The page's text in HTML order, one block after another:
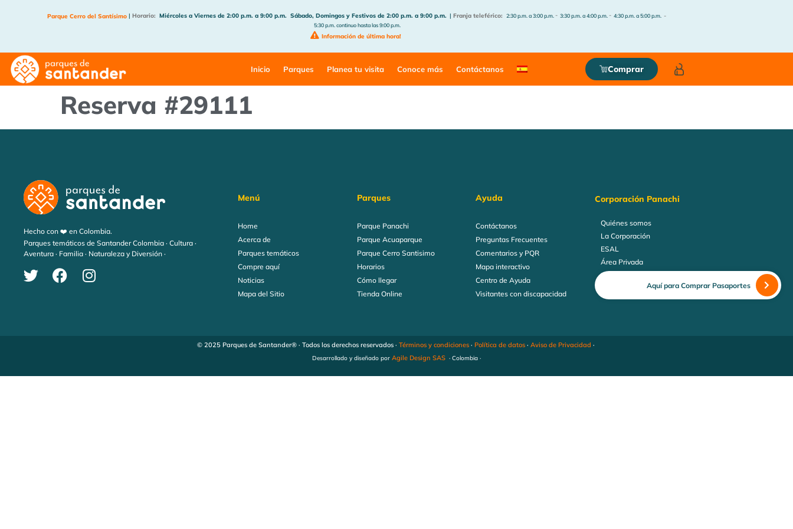
Parque Cerro del Santísimo | Horario: Miércoles a Viernes de 2:00 p.m. a 9:00 p.m. Sábado, Domingos y Festivos de 2:00 p.m. a 9:00 p.m. | Franja teleférico: 2:30 p.m. a 3:00 p.m. - 3:30 p.m. a 4:00 p.m. - 4:30 p.m. a 5:00 p.m. -
5:30 p.m. continuo hasta las 9:00 p.m.
Información de última hora!
Inicio Parques Planea tu visita Conoce más Contáctanos Comprar
Reserva #29111
Hecho con ❤️ en Colombia.
Parques temáticos de Santander Colombia · Cultura ·
Aventura · Familia · Naturaleza y Diversión ·
Menú
Home
Acerca de
Parques temáticos
Compre aquí
Noticias
Mapa del Sitio
Parques
Parque Panachi
Parque Acuaparque
Parque Cerro Santisimo
Horarios
Cómo llegar
Tienda Online
Ayuda
Contáctanos
Preguntas Frecuentes
Comentarios y PQR
Mapa interactivo
Centro de Ayuda
Visitantes con discapacidad
Corporación Panachi
Quiénes somos
La Corporación
ESAL
Área Privada
Aquí para Comprar Pasaportes
© 2025 Parques de Santander® · Todos los derechos reservados · Términos y condiciones· Política de datos· Aviso de Privacidad ·
Desarrollado y diseñado por Agile Design SAS · Colombia ·